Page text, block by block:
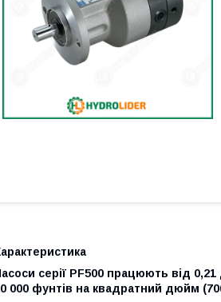
серії PF500 працюють від
000 фунтів на квадратний дюйм